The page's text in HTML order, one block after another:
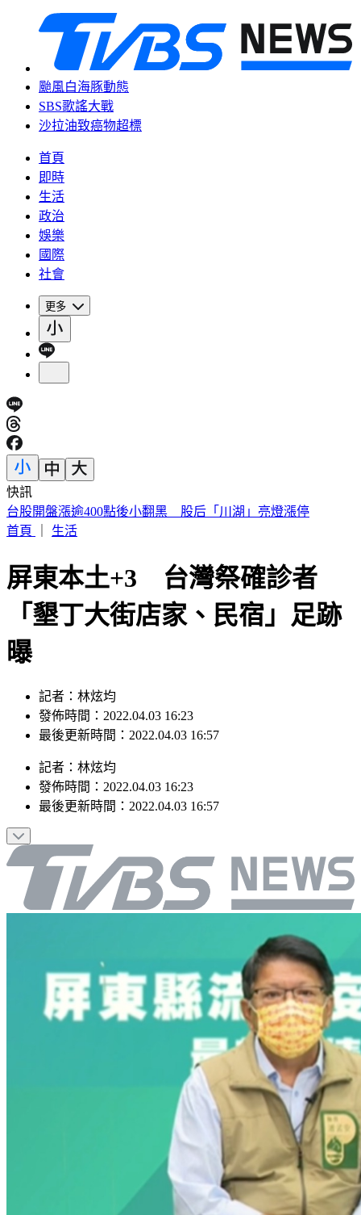
颱風白海豚動態
SBS歌謠大戰
沙拉油致癌物超標
首頁
即時
生活
政治
娛樂
國際
社會
更多
快訊
兩個月前才訪問！天下創辦人高希均辭世 盛治仁悼：觀念救
國
屏東本土+3 台灣祭確診者
「墾丁大街店家、民宿」足跡
曝
記者：林炫均
發佈時間：2022.04.03 16:23
記者：林炫均
發佈時間：2022.04.03 16:23